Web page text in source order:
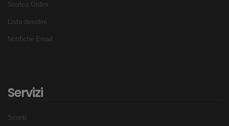
Storico Ordini
Lista desideri
Notifiche Email
Servizi
Sconti